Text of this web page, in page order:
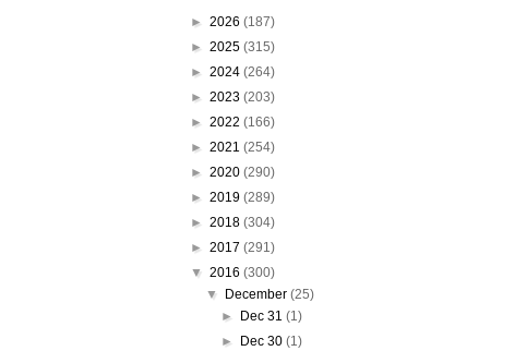
► 2026 (187)
► 2025 (315)
► 2024 (264)
► 2023 (203)
► 2022 (166)
► 2021 (254)
► 2020 (290)
► 2019 (289)
► 2018 (304)
► 2017 (291)
▼ 2016 (300)
▼
December (25)
►
Dec 31(1)
►
Dec 30(1)